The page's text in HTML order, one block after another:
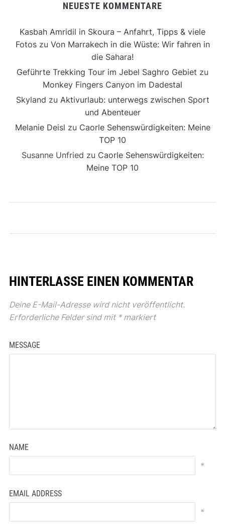
NEUESTE KOMMENTARE
Kasbah Amridil in Skoura – Anfahrt, Tipps & viele
Fotoszu Von Marrakech in die Wüste: Wir fahren in
die Sahara!
Geführte Trekking Tour im Jebel Saghro Gebiet zu
Monkey Fingers Canyon im Dadestal
Skyland zu Aktivurlaub: unterwegs zwischen Sport
und Abenteuer
Melanie Deisl zu Caorle Sehenswürdigkeiten: Meine
TOP 10
Susanne Unfried zu Caorle Sehenswürdigkeiten:
Meine TOP 10
HINTERLASSE EINEN KOMMENTAR
Deine E-Mail-Adresse wird nicht veröffentlicht.
Erforderliche Felder sind mit *markiert
MESSAGE
NAME
*
EMAIL ADDRESS
*